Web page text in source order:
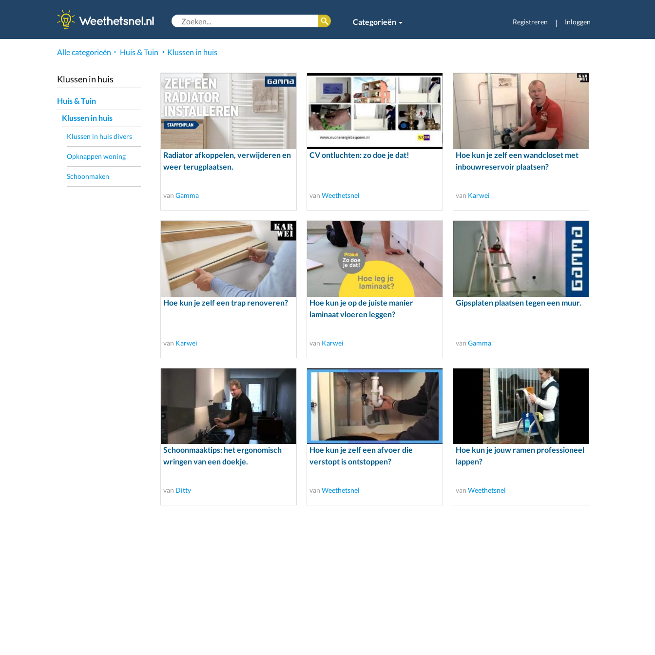
Categorieën Registreren | Inloggen
Alle categorieën Huis & Tuin Klussen in huis
Klussen in huis
Huis & Tuin
Klussen in huis
Klussen in huis divers
Opknappen woning
Schoonmaken
Radiator afkoppelen, verwijderen en
weer terugplaatsen.
van Gamma
CV ontluchten: zo doe je dat!
van Weethetsnel
Hoe kun je zelf een wandcloset met
inbouwreservoir plaatsen?
van Karwei
Hoe kun je zelf een trap renoveren?
van Karwei
Hoe kun je op de juiste manier
laminaat vloeren leggen?
van Karwei
Gipsplaten plaatsen tegen een muur.
van Gamma
Schoonmaaktips: het ergonomisch
wringen van een doekje.
van Ditty
Hoe kun je zelf een afvoer die
verstopt is ontstoppen?
van Weethetsnel
Hoe kun je jouw ramen professioneel
lappen?
van Weethetsnel